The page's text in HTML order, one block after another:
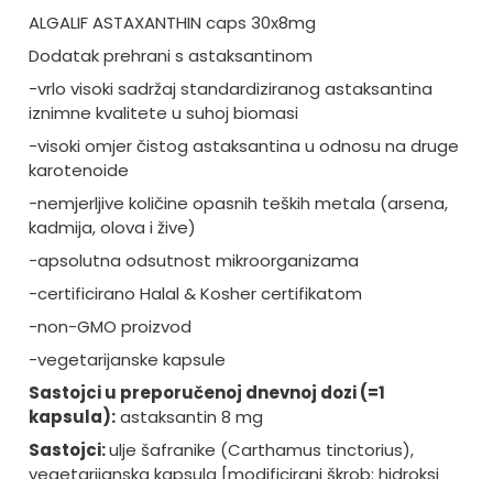
ALGALIF ASTAXANTHIN caps 30x8mg
Dodatak prehrani s astaksantinom
-vrlo visoki sadržaj standardiziranog astaksantina
iznimne kvalitete u suhoj biomasi
-visoki omjer čistog astaksantina u odnosu na druge
karotenoide
-nemjerljive količine opasnih teških metala (arsena,
kadmija, olova i žive)
-apsolutna odsutnost mikroorganizama
-certificirano Halal & Kosher certifikatom
-non-GMO proizvod
-vegetarijanske kapsule
Sastojci u preporučenoj dnevnoj dozi (=1
kapsula):astaksantin 8 mg
Sastojci:ulje šafranike (Carthamus tinctorius),
vegetarijanska kapsula [modificirani škrob: hidroksi